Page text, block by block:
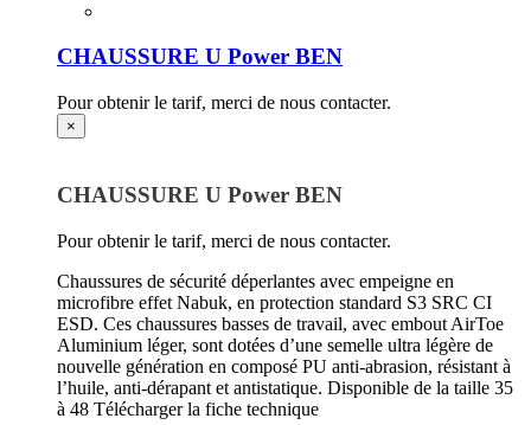
CHAUSSURE U Power BEN
Pour obtenir le tarif, merci de nous contacter.
×
CHAUSSURE U Power BEN
Pour obtenir le tarif, merci de nous contacter.
Chaussures de sécurité déperlantes avec empeigne en
microfibre effet Nabuk, en protection standard S3 SRC CI
ESD. Ces chaussures basses de travail, avec embout AirToe
Aluminium léger, sont dotées d’une semelle ultra légère de
nouvelle génération en composé PU anti-abrasion, résistant à
l’huile, anti-dérapant et antistatique. Disponible de la taille 35
à 48 Télécharger la fiche technique